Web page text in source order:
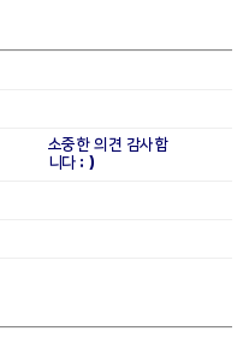
소중한 의견 감사합
니다 : )